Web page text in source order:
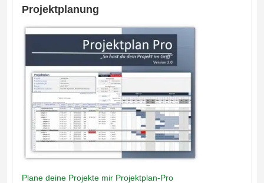
Projektplanung
Plane deine Projekte mir Projektplan-Pro